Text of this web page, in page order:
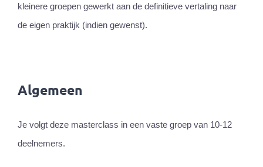
kleinere groepen gewerkt aan de definitieve vertaling naar
de eigen praktijk (indien gewenst).
Algemeen
Je volgt deze masterclass in een vaste groep van 10-12
deelnemers.